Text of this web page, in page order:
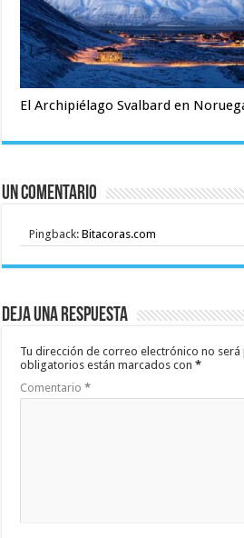
El Archipiélago Svalbard en
Un comentario
Pingback:Bitacoras.com
Deja una respuesta
Tu dirección de correo electrónico no será
obligatorios están marcados con*
Comentario*